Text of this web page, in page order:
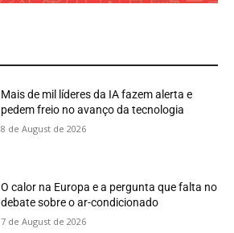
Mais de mil líderes da IA fazem alerta e
pedem freio no avanço da tecnologia
8 de August de 2026
O calor na Europa e a pergunta que falta no
debate sobre o ar-condicionado
7 de August de 2026